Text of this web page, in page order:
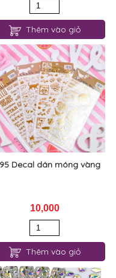
Thêm vào giỏ
Decal dán móng vàng
10,000
Thêm vào giỏ